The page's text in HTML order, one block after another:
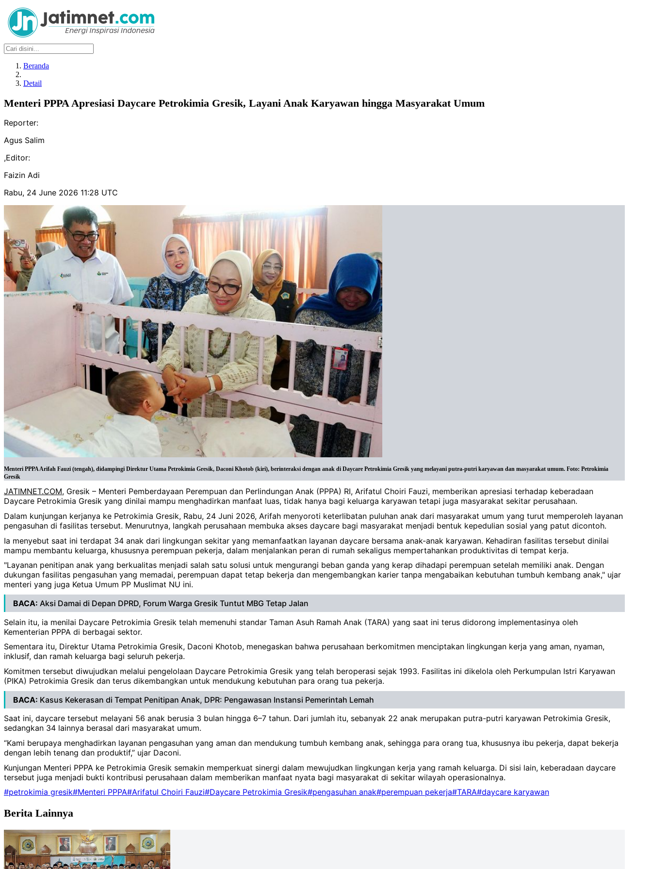
Beranda
Detail
Menteri PPPA Apresiasi Daycare Petrokimia Gresik, Layani Anak Karyawan hingga Masyarakat Umum
Reporter:
Agus Salim
,Editor:
Faizin Adi
Rabu, 24 June 2026 11:28 UTC
Menteri PPPA Arifah Fauzi (tengah), didampingi Direktur Utama Petrokimia Gresik, Daconi Khotob (kiri), berinteraksi dengan anak di Daycare Petrokimia Gresik yang melayani putra-putri karyawan dan masyarakat umum. Foto: Petrokimia
Gresik
JATIMNET.COM, Gresik – Menteri Pemberdayaan Perempuan dan Perlindungan Anak (PPPA) RI, Arifatul Choiri Fauzi, memberikan apresiasi terhadap keberadaan
Daycare Petrokimia Gresik yang dinilai mampu menghadirkan manfaat luas, tidak hanya bagi keluarga karyawan tetapi juga masyarakat sekitar perusahaan.
Dalam kunjungan kerjanya ke Petrokimia Gresik, Rabu, 24 Juni 2026, Arifah menyoroti keterlibatan puluhan anak dari masyarakat umum yang turut memperoleh layanan
pengasuhan di fasilitas tersebut. Menurutnya, langkah perusahaan membuka akses daycare bagi masyarakat menjadi bentuk kepedulian sosial yang patut dicontoh.
Ia menyebut saat ini terdapat 34 anak dari lingkungan sekitar yang memanfaatkan layanan daycare bersama anak-anak karyawan. Kehadiran fasilitas tersebut dinilai
mampu membantu keluarga, khususnya perempuan pekerja, dalam menjalankan peran di rumah sekaligus mempertahankan produktivitas di tempat kerja.
"Layanan penitipan anak yang berkualitas menjadi salah satu solusi untuk mengurangi beban ganda yang kerap dihadapi perempuan setelah memiliki anak. Dengan
dukungan fasilitas pengasuhan yang memadai, perempuan dapat tetap bekerja dan mengembangkan karier tanpa mengabaikan kebutuhan tumbuh kembang anak," ujar
menteri yang juga Ketua Umum PP Muslimat NU ini.
BACA: Aksi Damai di Depan DPRD, Forum Warga Gresik Tuntut MBG Tetap Jalan
Selain itu, ia menilai Daycare Petrokimia Gresik telah memenuhi standar Taman Asuh Ramah Anak (TARA) yang saat ini terus didorong implementasinya oleh
Kementerian PPPA di berbagai sektor.
Sementara itu, Direktur Utama Petrokimia Gresik, Daconi Khotob, menegaskan bahwa perusahaan berkomitmen menciptakan lingkungan kerja yang aman, nyaman,
inklusif, dan ramah keluarga bagi seluruh pekerja.
Komitmen tersebut diwujudkan melalui pengelolaan Daycare Petrokimia Gresik yang telah beroperasi sejak 1993. Fasilitas ini dikelola oleh Perkumpulan Istri Karyawan
(PIKA) Petrokimia Gresik dan terus dikembangkan untuk mendukung kebutuhan para orang tua pekerja.
BACA: Kasus Kekerasan di Tempat Penitipan Anak, DPR: Pengawasan Instansi Pemerintah Lemah
Saat ini, daycare tersebut melayani 56 anak berusia 3 bulan hingga 6–7 tahun. Dari jumlah itu, sebanyak 22 anak merupakan putra-putri karyawan Petrokimia Gresik,
sedangkan 34 lainnya berasal dari masyarakat umum.
“Kami berupaya menghadirkan layanan pengasuhan yang aman dan mendukung tumbuh kembang anak, sehingga para orang tua, khususnya ibu pekerja, dapat bekerja
dengan lebih tenang dan produktif,” ujar Daconi.
Kunjungan Menteri PPPA ke Petrokimia Gresik semakin memperkuat sinergi dalam mewujudkan lingkungan kerja yang ramah keluarga. Di sisi lain, keberadaan daycare
tersebut juga menjadi bukti kontribusi perusahaan dalam memberikan manfaat nyata bagi masyarakat di sekitar wilayah operasionalnya.
#petrokimia gresik#Menteri PPPA#Arifatul Choiri Fauzi#Daycare Petrokimia Gresik#pengasuhan anak#perempuan pekerja#TARA#daycare karyawan
Berita Lainnya